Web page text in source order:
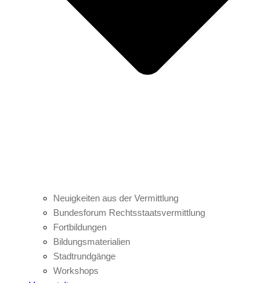
Neuigkeiten aus der Vermittlung
Bundesforum Rechtsstaatsvermittlung
Fortbildungen
Bildungsmaterialien
Stadtrundgänge
Workshops